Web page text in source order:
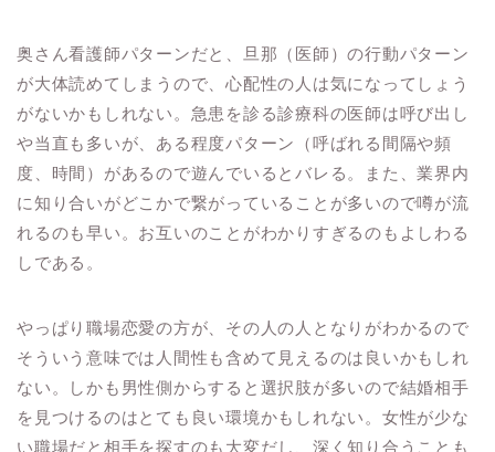
奥さん看護師パターンだと、旦那（医師）の行動パターン
が大体読めてしまうので、心配性の人は気になってしょう
がないかもしれない。急患を診る診療科の医師は呼び出し
や当直も多いが、ある程度パターン（呼ばれる間隔や頻
度、時間）があるので遊んでいるとバレる。また、業界内
に知り合いがどこかで繋がっていることが多いので噂が流
れるのも早い。お互いのことがわかりすぎるのもよしわる
しである。
やっぱり職場恋愛の方が、その人の人となりがわかるので
そういう意味では人間性も含めて見えるのは良いかもしれ
ない。しかも男性側からすると選択肢が多いので結婚相手
を見つけるのはとても良い環境かもしれない。女性が少な
い職場だと相手を探すのも大変だし、深く知り合うことも